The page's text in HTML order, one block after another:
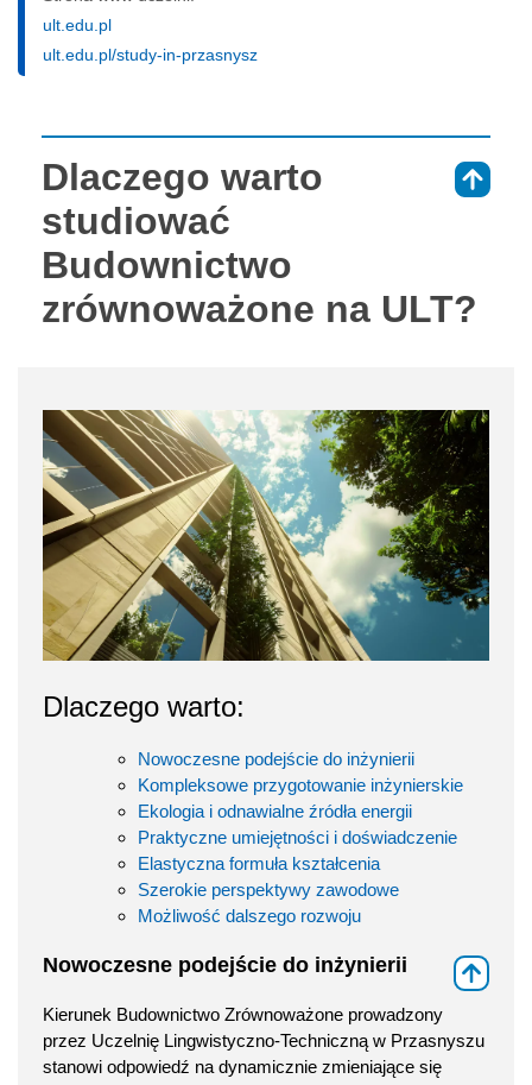
ult.edu.pl
ult.edu.pl/study-in-przasnysz
Dlaczego warto
studiować
Budownictwo
zrównoważone na ULT?
Dlaczego warto:
Nowoczesne podejście do inżynierii
Kompleksowe przygotowanie inżynierskie
Ekologia i odnawialne źródła energii
Praktyczne umiejętności i doświadczenie
Elastyczna formuła kształcenia
Szerokie perspektywy zawodowe
Możliwość dalszego rozwoju
Nowoczesne podejście do inżynierii
Kierunek Budownictwo Zrównoważone prowadzony
przez Uczelnię Lingwistyczno-Techniczną w Przasnyszu
stanowi odpowiedź na dynamicznie zmieniające się